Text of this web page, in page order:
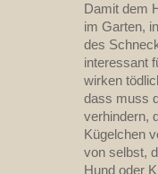
Damit dem
im Garten,
des
interessant
wirken
dass muss
verhindern,
Kügelchen
von selbst,
Hund oder